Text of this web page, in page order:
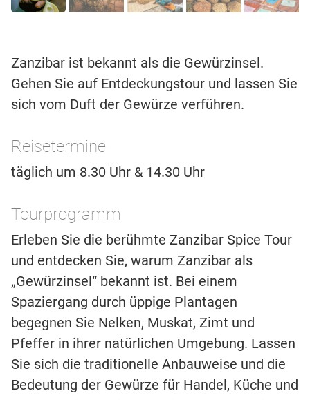
Zanzibar ist bekannt als die Gewürzinsel.
Gehen Sie auf Entdeckungstour und lassen Sie
sich vom Duft der Gewürze verführen.
Reisetermine
täglich um 8.30 Uhr & 14.30 Uhr
Tourprogramm
Erleben Sie die berühmte Zanzibar Spice Tour
und entdecken Sie, warum Zanzibar als
„Gewürzinsel“ bekannt ist. Bei einem
Spaziergang durch üppige Plantagen
begegnen Sie Nelken, Muskat, Zimt und
Pfeffer in ihrer natürlichen Umgebung. Lassen
Sie sich die traditionelle Anbauweise und die
Bedeutung der Gewürze für Handel, Küche und